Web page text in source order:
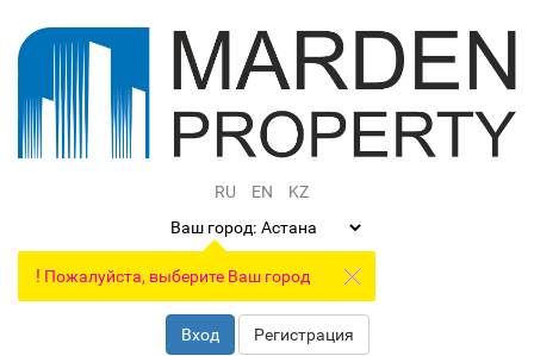
RU EN
KZ
Ваш город:
! Пожалуйста, выберите Ваш город
Вход Регистрация